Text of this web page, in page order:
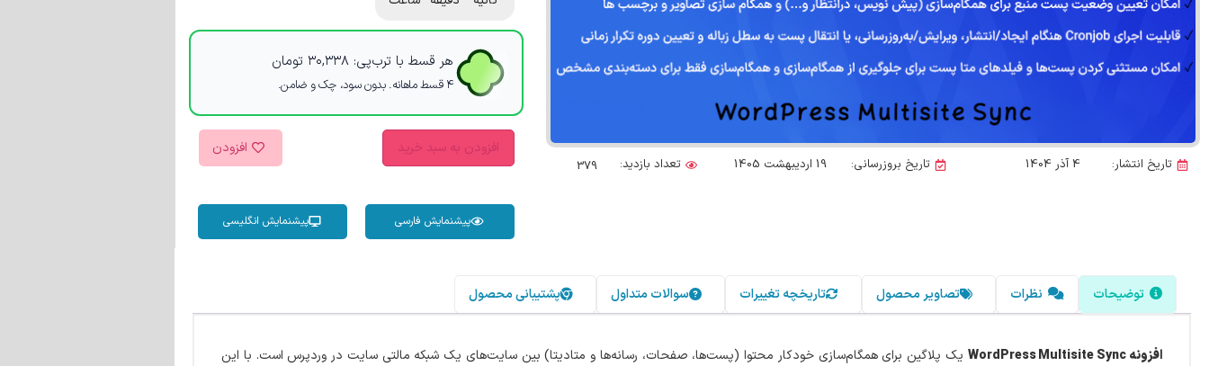
تاریخ انتشار: 4 آذر 1404 تاریخ بروزرسانی: 19 اردیبهشت 1405 تعداد بازدید: 379
هر قسط با ترب‌پی:۳۰,۳۳۸ تومان
۴ قسط ماهانه. بدون سود، چک و ضامن.
افزودن به سبد خرید افزودن
پیشنمایش فارسی پیشنمایش انگلیسی
توضیحات نظرات تصاویر محصول تاریخچه تغییرات سوالات متداول پشتیبانی محصول
افزونه WordPress Multisite Sync
یک پلاگین برای همگام‌سازی خودکار محتوا (پست‌ها، صفحات، رسانه‌ها و متادیتا) بین سایت‌های یک شبکه مالتی سایت در وردپرس است. با این